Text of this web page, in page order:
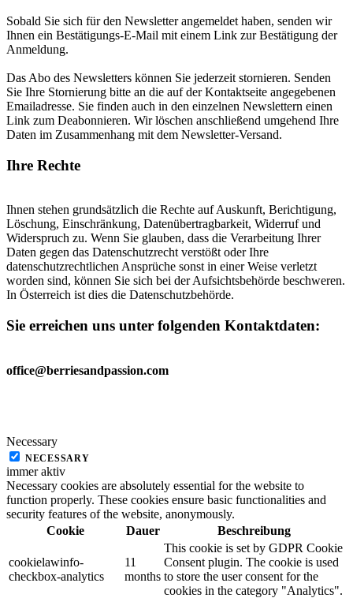
Sobald Sie sich für den Newsletter angemeldet haben, senden wir
Ihnen ein Bestätigungs-E-Mail mit einem Link zur Bestätigung der
Anmeldung.
Das Abo des Newsletters können Sie jederzeit stornieren. Senden
Sie Ihre Stornierung bitte an die auf der Kontaktseite angegebenen
Emailadresse. Sie finden auch in den einzelnen Newslettern einen
Link zum Deabonnieren. Wir löschen anschließend umgehend Ihre
Daten im Zusammenhang mit dem Newsletter-Versand.
Ihre Rechte
Ihnen stehen grundsätzlich die Rechte auf Auskunft, Berichtigung,
Löschung, Einschränkung, Datenübertragbarkeit, Widerruf und
Widerspruch zu. Wenn Sie glauben, dass die Verarbeitung Ihrer
Daten gegen das Datenschutzrecht verstößt oder Ihre
datenschutzrechtlichen Ansprüche sonst in einer Weise verletzt
worden sind, können Sie sich bei der Aufsichtsbehörde beschweren.
In Österreich ist dies die Datenschutzbehörde.
Sie erreichen uns unter folgenden Kontaktdaten:
office@berriesandpassion.com
Necessary
NECESSARY
immer aktiv
Necessary cookies are absolutely essential for the website to
function properly. These cookies ensure basic functionalities and
security features of the website, anonymously.
Cookie
Dauer Beschreibung
cookielawinfo-
checkbox-analytics
11
months
This cookie is set by GDPR Cookie
Consent plugin. The cookie is used
to store the user consent for the
cookies in the category "Analytics".